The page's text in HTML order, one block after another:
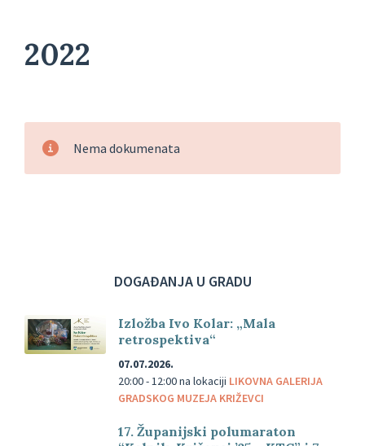
2022
Nema dokumenata
DOGAĐANJA U GRADU
Izložba Ivo Kolar: „Mala
retrospektiva“
07.07.2026.
20:00 - 12:00na lokaciji LIKOVNA GALERIJA
GRADSKOG MUZEJA KRIŽEVCI
17. Županijski polumaraton